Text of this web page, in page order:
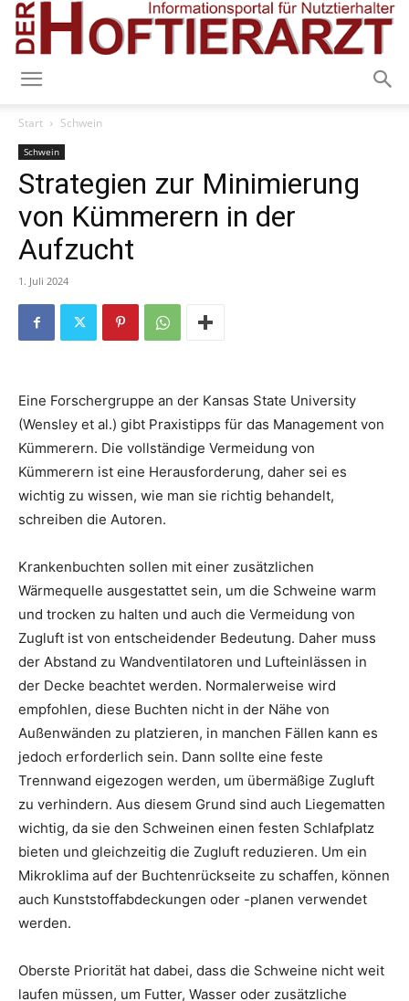
Start Schwein
Schwein
Strategien zur Minimierung
von Kümmerern in der
Aufzucht
1. Juli 2024
Eine Forschergruppe an der Kansas State University
(Wensley et al.) gibt Praxistipps für das Management von
Kümmerern. Die vollständige Vermeidung von
Kümmerern ist eine Herausforderung, daher sei es
wichtig zu wissen, wie man sie richtig behandelt,
schreiben die Autoren.
Krankenbuchten sollen mit einer zusätzlichen
Wärmequelle ausgestattet sein, um die Schweine warm
und trocken zu halten und auch die Vermeidung von
Zugluft ist von entscheidender Bedeutung. Daher muss
der Abstand zu Wandventilatoren und Lufteinlässen in
der Decke beachtet werden. Normalerweise wird
empfohlen, diese Buchten nicht in der Nähe von
Außenwänden zu platzieren, in manchen Fällen kann es
jedoch erforderlich sein. Dann sollte eine feste
Trennwand eigezogen werden, um übermäßige Zugluft
zu verhindern. Aus diesem Grund sind auch Liegematten
wichtig, da sie den Schweinen einen festen Schlafplatz
bieten und gleichzeitig die Zugluft reduzieren. Um ein
Mikroklima auf der Buchtenrückseite zu schaffen, können
auch Kunststoffabdeckungen oder -planen verwendet
werden.
Oberste Priorität hat dabei, dass die Schweine nicht weit
laufen müssen, um Futter, Wasser oder zusätzliche